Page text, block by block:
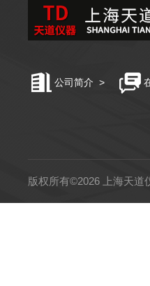
公司简介 >
版权所有©2026 上海天